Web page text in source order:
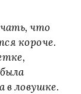
что
короче.
в ловушке.